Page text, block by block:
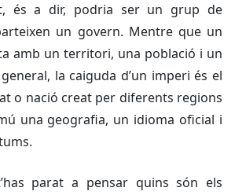
és a dir, podria ser un grup de
un govern. Mentre que un
amb un territori, una població i un
la caiguda d’un imperi és el
o nació creat per diferents regions
una geografia, un idioma oficial i
parat a pensar quins són els